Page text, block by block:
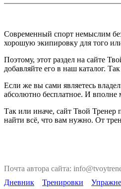
Современный спорт немыслим
хорошую экипировку для того
Поэтому, этот раздел на сайте
добавляйте его в наш каталог.
Если же вы сами являетесь
абсолютно бесплатное. И
Так или иначе, сайт Твой Тренер
найти всё, что вам нужно. От
Почта автора сайта:
Дневник
Тренировки